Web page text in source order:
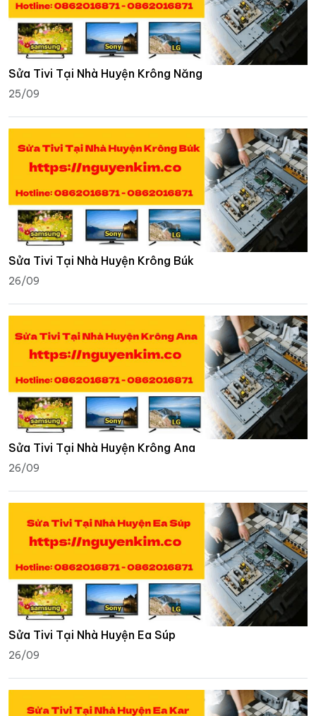
Sửa Tivi Tại Nhà Huyện Krông Năng
25/09
Sửa Tivi Tại Nhà Huyện Krông Búk
26/09
Sửa Tivi Tại Nhà Huyện Krông Ana
26/09
Sửa Tivi Tại Nhà Huyện Ea Súp
26/09